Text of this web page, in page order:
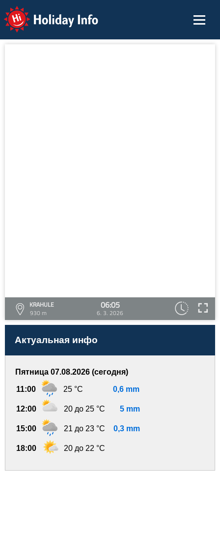
Holiday Info
KRAHULE
930 m
06:05
6. 3. 2026
Актуальная инфо
Пятница 07.08.2026 (сегодня)
11:00 25 °C 0,6 mm
12:00 20 до 25 °C 5 mm
15:00 21 до 23 °C 0,3 mm
18:00 20 до 22 °C